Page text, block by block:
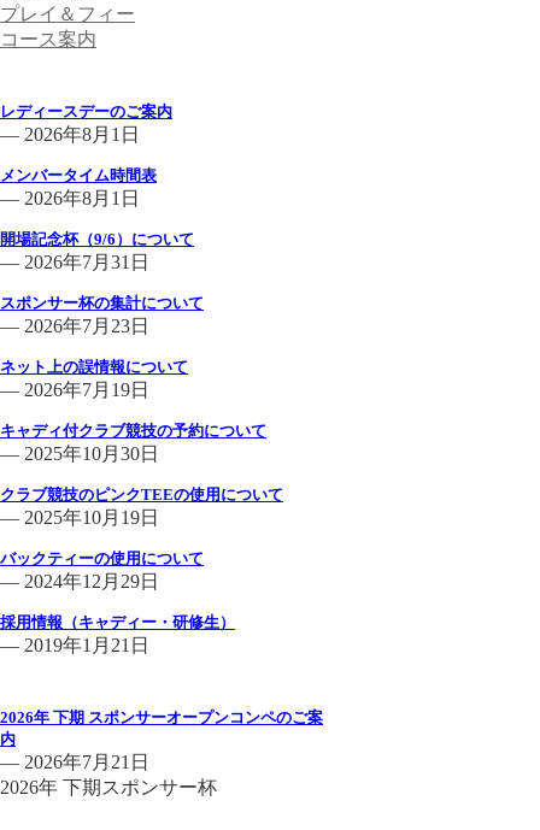
プレイ＆フィー
コース案内
レディースデーのご案内
— 2026年8月1日
メンバータイム時間表
— 2026年8月1日
開場記念杯（9/6）について
— 2026年7月31日
スポンサー杯の集計について
— 2026年7月23日
ネット上の誤情報について
— 2026年7月19日
キャディ付クラブ競技の予約について
— 2025年10月30日
クラブ競技のピンクTEEの使用について
— 2025年10月19日
バックティーの使用について
— 2024年12月29日
採用情報（キャディー・研修生）
— 2019年1月21日
2026年 下期 スポンサーオープンコンペのご案
内
— 2026年7月21日
2026年 下期スポンサー杯